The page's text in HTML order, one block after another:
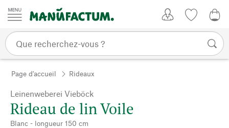
Passer au contenu
Page d'accueil Rideaux
Leinenweberei Vieböck
Rideau de lin Voile
Blanc - longueur 150 cm